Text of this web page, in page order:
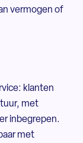
vermogen of
klanten
met
inbegrepen.
met